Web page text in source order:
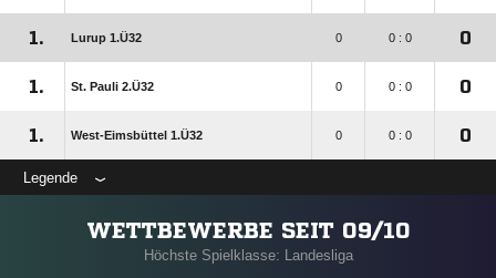
1. Lurup 1.Ü32 0 0 : 0 0
1. St. Pauli 2.Ü32 0 0 : 0 0
1. West-Eimsbüttel 1.Ü32 0 0 : 0 0
Legende
WETTBEWERBE SEIT 09/10
Höchste Spielklasse: Landesliga